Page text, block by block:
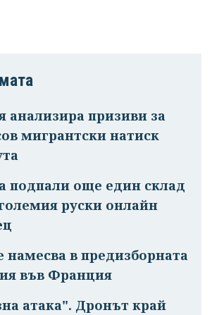
анализира призиви за
мигрантски натиск
подпали още един склад
руски онлайн
намесва в предизборната
във Франция
атака". Дронът край